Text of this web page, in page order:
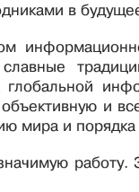
в
и
мира и
работу.